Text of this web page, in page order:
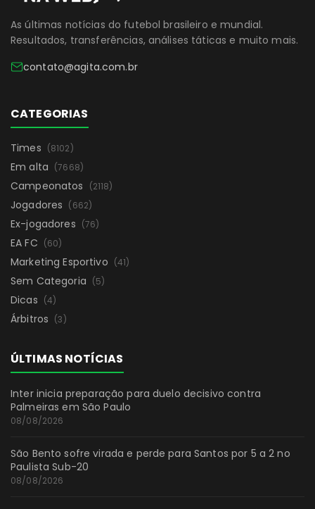
As últimas notícias do futebol brasileiro e mundial.
Resultados, transferências, análises táticas e muito mais.
contato@agita.com.br
CATEGORIAS
Times (8102)
Em alta (7668)
Campeonatos (2118)
Jogadores (662)
Ex-jogadores (76)
EA FC (60)
Marketing Esportivo (41)
Sem Categoria (5)
Dicas (4)
Árbitros (3)
ÚLTIMAS NOTÍCIAS
Inter inicia preparação para duelo decisivo contra
Palmeiras em São Paulo
08/08/2026
São Bento sofre virada e perde para Santos por 5 a 2 no
Paulista Sub-20
08/08/2026